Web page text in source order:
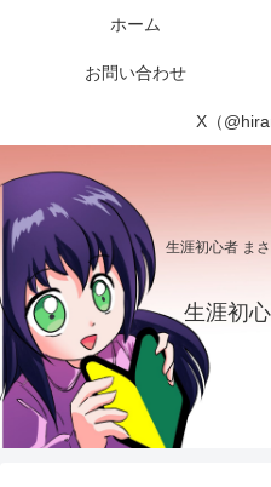
生涯初心者 ま
生涯初
ホーム
お問い合わせ
X（